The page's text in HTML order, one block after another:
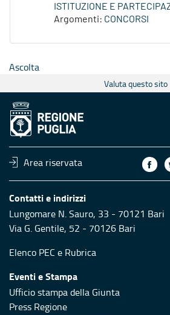
ISTITUZIONE E
Argomenti: CONCORSI
Ascolta
Valuta questo sito
Area riservata
Contatti e indirizzi
Lungomare N. Sauro, 33 - 70121 Bari
Via G. Gentile, 52 - 70126 Bari
Elenco PEC e Rubrica
Eventi e Stampa
Ufficio stampa della Giunta
Press Regione